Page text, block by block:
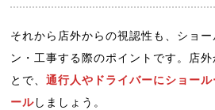
それから店外からの視認性も、ショ
ン・工事する際のポイントです。店
とで、通行人やドライバーにショー
ールしましょう。